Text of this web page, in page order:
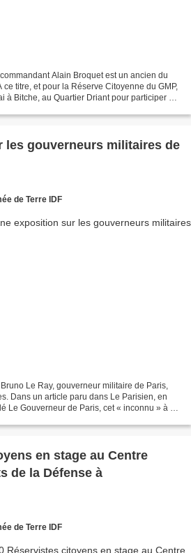
Alain Broquet est un ancien du
titre, et pour la Réserve Citoyenne du GMP,
à Bitche, au Quartier Driant pour participer au
les gouverneurs militaires de
de Terre IDF
Le Ray, gouverneur militaire de Paris,
Dans un article paru dans Le Parisien, en
Le Gouverneur de Paris, cet « inconnu » à la
en stage au Centre
de la Défense à
de Terre IDF